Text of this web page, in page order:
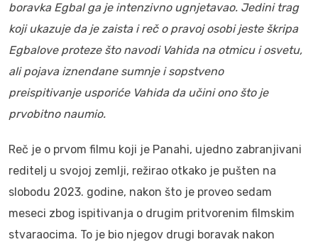
boravka Egbal ga je intenzivno ugnjetavao. Jedini trag
koji ukazuje da je zaista i reč o pravoj osobi jeste škripa
Egbalove proteze što navodi Vahida na otmicu i osvetu,
ali pojava iznendane sumnje i sopstveno
preispitivanje usporiće Vahida da učini ono što je
prvobitno naumio.
Reč je o prvom filmu koji je Panahi, ujedno zabranjivani
reditelj u svojoj zemlji, režirao otkako je pušten na
slobodu 2023. godine, nakon što je proveo sedam
meseci zbog ispitivanja o drugim pritvorenim filmskim
stvaraocima. To je bio njegov drugi boravak nakon